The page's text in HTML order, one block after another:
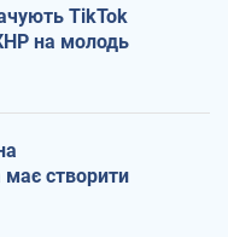
TikTok
на молодь
має створити